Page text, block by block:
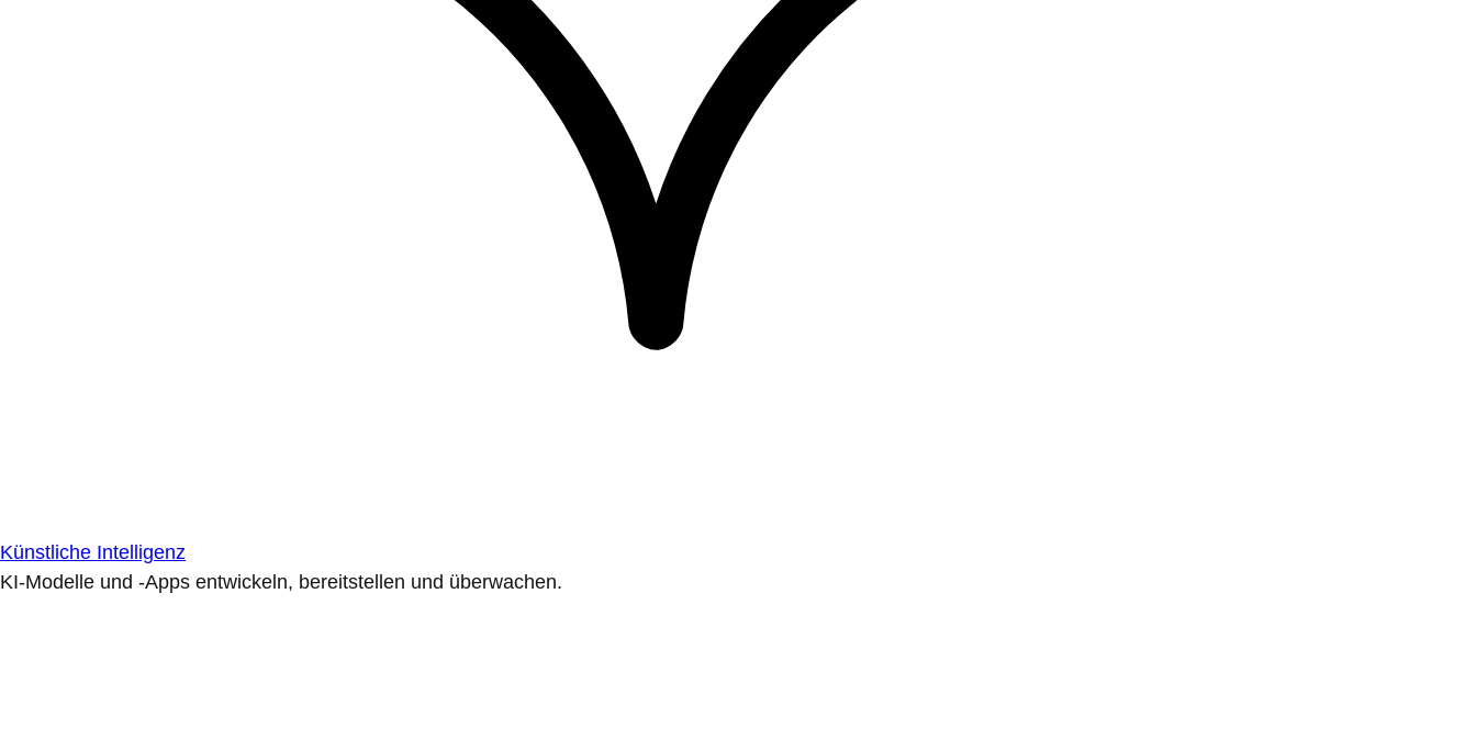
Künstliche Intelligenz
KI-Modelle und -Apps entwickeln, bereitstellen und überwachen.